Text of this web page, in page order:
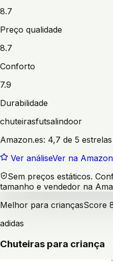
8.7
Preço qualidade
8.7
Conforto
7.9
Durabilidade
chuteirasfutsalindoor
Amazon.es: 4,7 de 5 estrelas
Ver análiseVer na Amazon
Sem preços estáticos.
tamanho e vendedor na
Melhor para criançasScore
adidas
Chuteiras para criança